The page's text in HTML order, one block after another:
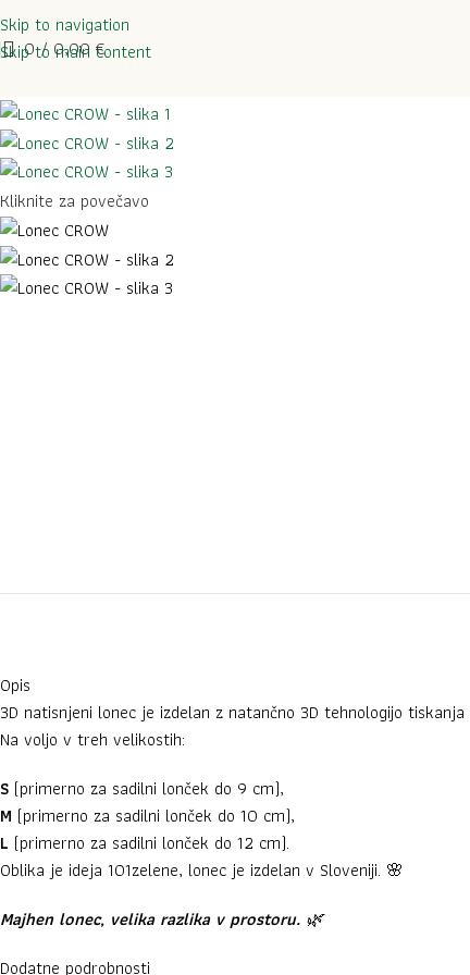
Skip to navigation
Skip to main content
0/ 0,00 €
Kliknite za povečavo
Opis
3D natisnjeni lonec je izdelan z natančno 3D tehnologijo tiskanja
Na voljo v treh velikostih:
S (primerno za sadilni lonček do 9 cm),
M (primerno za sadilni lonček do 10 cm),
L (primerno za sadilni lonček do 12 cm).
Oblika je ideja 101zelene, lonec je izdelan v Sloveniji. 🌸
Majhen lonec, velika razlika vprostoru. 🌿
Dodatne podrobnosti